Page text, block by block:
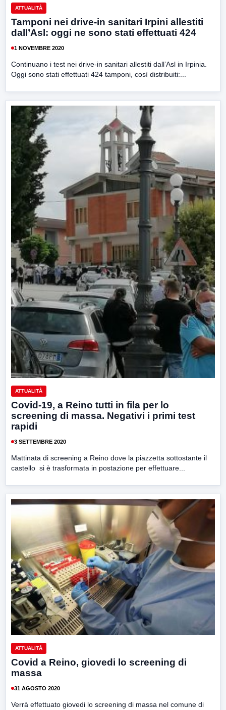
ATTUALITÀ
Tamponi nei drive-in sanitari Irpini allestiti
dall’Asl: oggi ne sono stati effettuati 424
1 NOVEMBRE 2020
Continuano i test nei drive-in sanitari allestiti dall’Asl in Irpinia.
Oggi sono stati effettuati 424 tamponi, così distribuiti:...
ATTUALITÀ
Covid-19, a Reino tutti in fila per lo
screening di massa. Negativi i primi test
rapidi
3 SETTEMBRE 2020
Mattinata di screening a Reino dove la piazzetta sottostante il
castello si è trasformata in postazione per effettuare...
ATTUALITÀ
Covid a Reino, giovedi lo screening di
massa
31 AGOSTO 2020
Verrà effettuato giovedi lo screening di massa nel comune di